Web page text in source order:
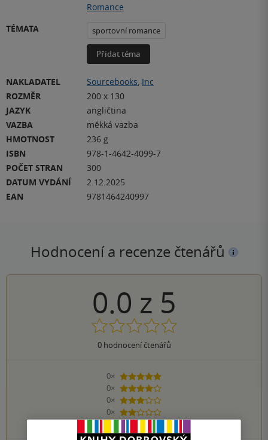
Romance
TÉMATA
sportovní romance
Přidat téma
NAKLADATEL Sourcebooks Inc
ROZMĚR
200 x 130
JAZYK
angličtina
VAZBA
měkká vazba
HMOTNOST
236 g
ISBN
978-1-4642-4099-7
POČET STRAN
300
DATUM VYDÁNÍ
2.12.2025
EAN
9781464240997
Hodnocení a recenze čtenářů
0.0 z 5
0hodnocení čtenářů
0×
5 hvězdiček
0×
4 hvězdičky
0×
3 hvězdičky
0×
2 hvězdičky